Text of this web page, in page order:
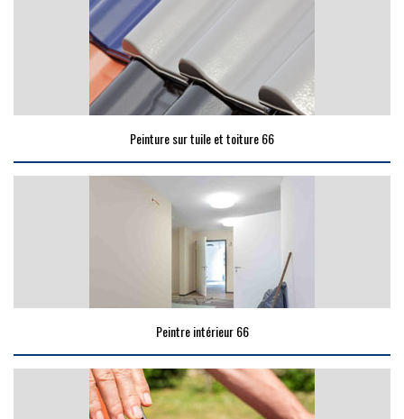
Peinture sur tuile et toiture 66
Peintre intérieur 66